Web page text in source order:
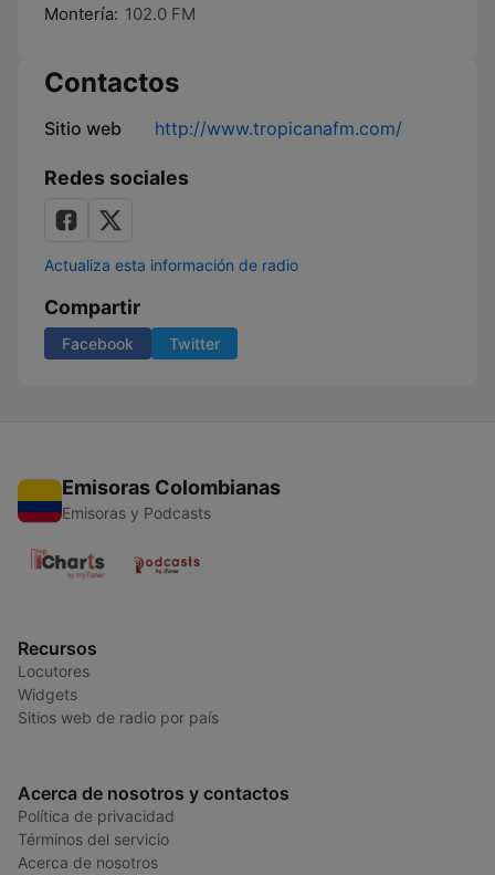
Montería: 102.0 FM
Contactos
Sitio web http://www.tropicanafm.com/
Redes sociales
Actualiza esta información de radio
Compartir
Facebook Twitter
Emisoras Colombianas
Emisoras y Podcasts
Recursos
Locutores
Widgets
Sitios web de radio por país
Acerca de nosotros y contactos
Política de privacidad
Términos del servicio
Acerca de nosotros